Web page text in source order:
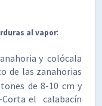
al vapor:
y colócala
de las zanahorias
de 8-10 cm y
Corta el calabacín